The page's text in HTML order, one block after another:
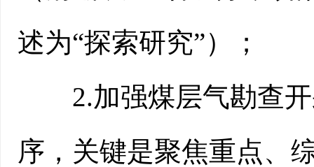
述为“探索研究”）；
2.加强煤层气勘查开
序，关键是聚焦重点、